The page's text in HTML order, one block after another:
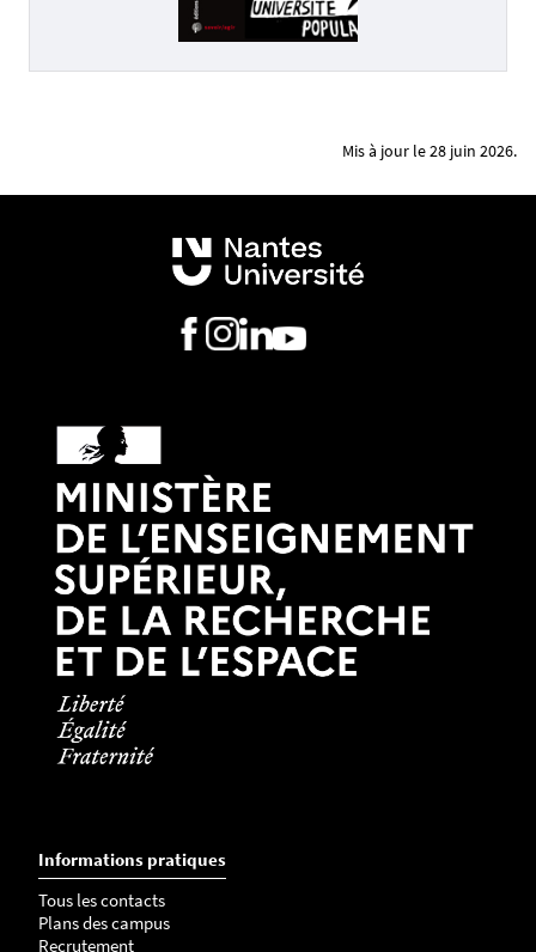
Mis à jour le 28 juin 2026.
Informations pratiques
Tous les contacts
Plans des campus
Recrutement